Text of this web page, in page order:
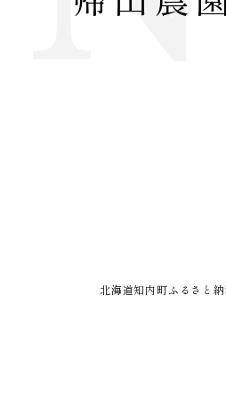
北海道知内町ふるさと